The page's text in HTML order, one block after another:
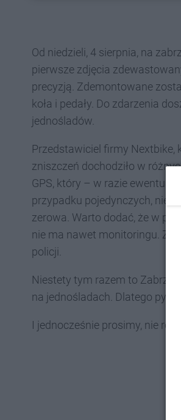
Od niedzieli, 4 sierpnia, na
pierwsze zdjęcia
precyzją. Zdemontowane
koła i pedały. Do zdarzenia
jednośladów.
Przedstawiciel firmy Nextbike,
zniszczeń dochodziło w
GPS, który – w razie
przypadku pojedynczych,
zerowa. Warto dodać, że w
nie ma nawet monitoringu.
policji.
Niestety tym razem to Zabrze
na jednośladach. Dlatego
I jednocześnie prosimy, nie